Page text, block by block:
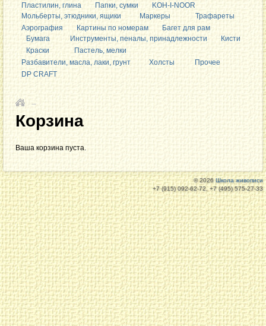
Пластилин, глина
Папки, сумки
KOH-I-NOOR
Мольберты, этюдники, ящики
Маркеры
Трафареты
Аэрография
Картины по номерам
Багет для рам
Бумага
Инструменты, пеналы, принадлежности
Кисти
Краски
Пастель, мелки
Разбавители, масла, лаки, грунт
Холсты
Прочее
DP CRAFT
→
Корзина
Ваша корзина пуста.
© 2026Школа живописи
+7 (915) 092-62-72, +7 (495) 575-27-33